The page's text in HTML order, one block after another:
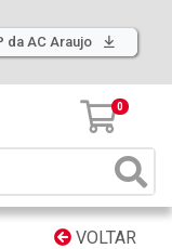
da AC Araujo
0
VOLTAR